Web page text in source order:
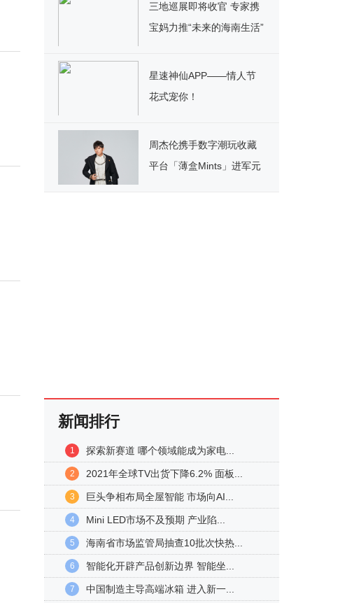
三地巡展即将收官 专家携
宝妈力推“未来的海南生活”
星速神仙APP——情人节
花式宠你！
周杰伦携手数字潮玩收藏
平台「薄盒Mints」进军元
新闻排行
1 探索新赛道 哪个领域能成为家电...
2 2021年全球TV出货下降6.2% 面板...
3 巨头争相布局全屋智能 市场向AI...
4 Mini LED市场不及预期 产业陷...
5 海南省市场监管局抽查10批次快热...
6 智能化开辟产品创新边界 智能坐...
7 中国制造主导高端冰箱 进入新一...